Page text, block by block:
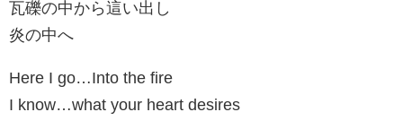
瓦礫の中から這い出し
炎の中へ
Here I go…Into the fire
I know…what your heart desires